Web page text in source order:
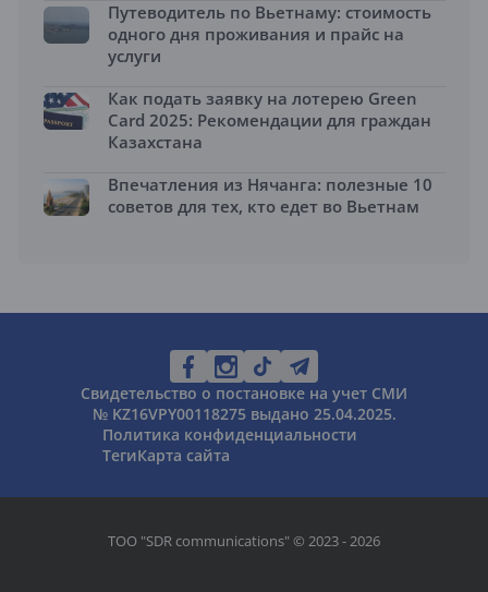
Путеводитель по Вьетнаму: стоимость
одного дня проживания и прайс на
услуги
Как подать заявку на лотерею Green
Card 2025: Рекомендации для граждан
Казахстана
Впечатления из Нячанга: полезные 10
советов для тех, кто едет во Вьетнам
Свидетельство о постановке на учет СМИ
№ KZ16VPY00118275 выдано 25.04.2025.
Политика конфиденциальности
ТегиКарта сайта
ТОО "SDR communications" © 2023 - 2026